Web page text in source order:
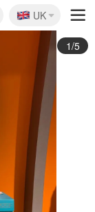
🇬🇧
UK
2/5